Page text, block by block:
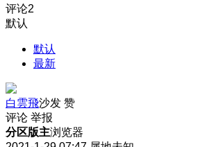
评论2
默认
默认
最新
白雲飛沙发 赞
评论 举报
分区版主浏览器